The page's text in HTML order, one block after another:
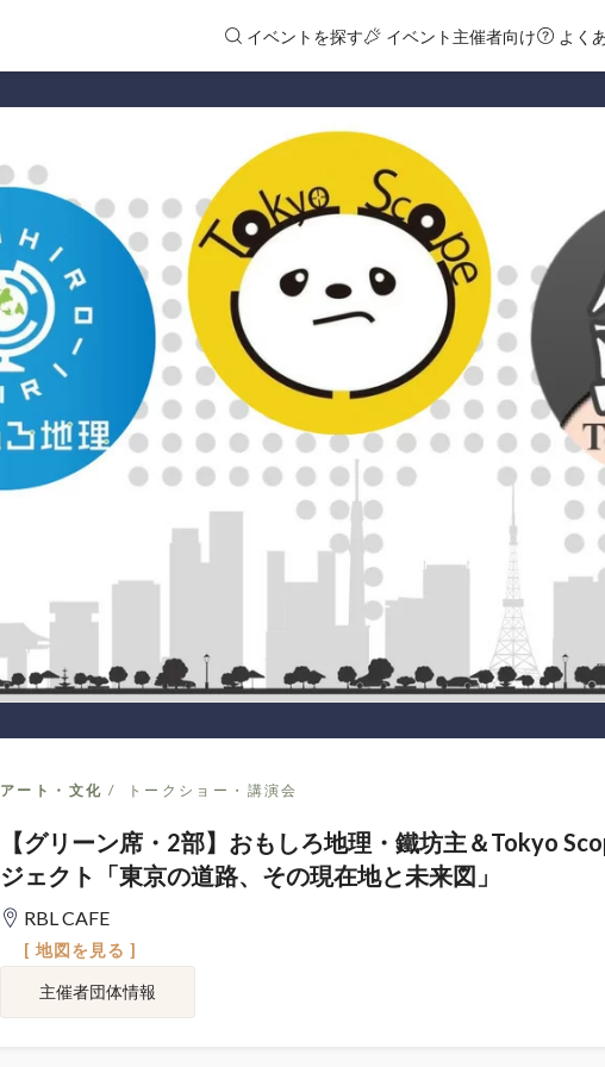
イベントを探す イベント主催者向け よく
アート・文化 トークショー・講演会
【グリーン席・2部】おもしろ地理・鐵坊主＆Tokyo
ジェクト「東京の道路、その現在地と未来図」
RBL CAFE
[ 地図を見る ]
主催者団体情報